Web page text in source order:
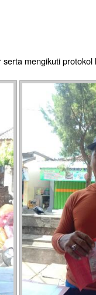
mengikuti protokol